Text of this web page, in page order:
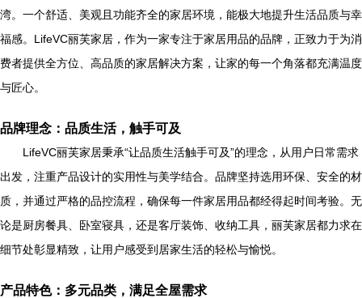
湾。一个舒适、美观且功能齐全的家居环境，能极大地提升生活品质与幸
福感。LifeVC丽芙家居，作为一家专注于家居用品的品牌，正致力于为消
费者提供全方位、高品质的家居解决方案，让家的每一个角落都充满温度
与匠心。
品牌理念：品质生活，触手可及
LifeVC丽芙家居秉承“让品质生活触手可及”的理念，从用户日常需求
出发，注重产品设计的实用性与美学结合。品牌坚持选用环保、安全的材
质，并通过严格的品控流程，确保每一件家居用品都经得起时间考验。无
论是厨房餐具、卧室寝具，还是客厅装饰、收纳工具，丽芙家居都力求在
细节处彰显精致，让用户感受到居家生活的轻松与愉悦。
产品特色：多元品类，满足全屋需求